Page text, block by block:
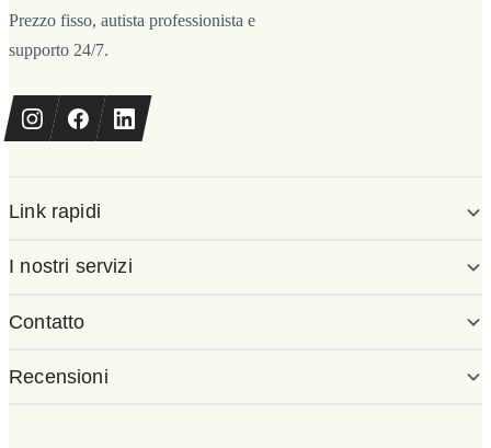
Prezzo fisso, autista professionista e
supporto 24/7.
Link rapidi
I nostri servizi
Contatto
Recensioni